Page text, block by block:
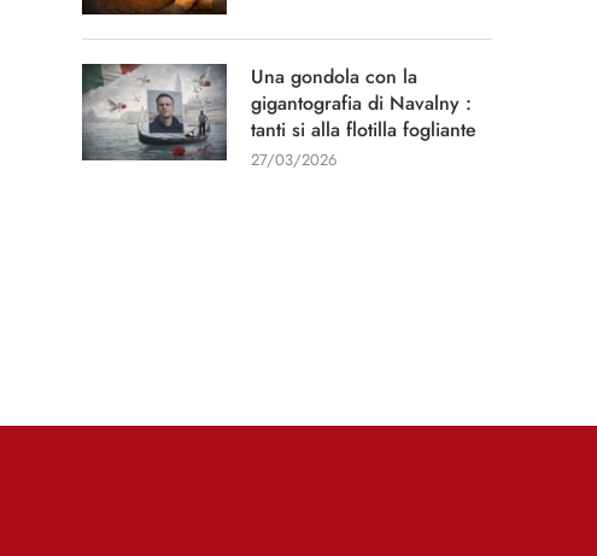
Una gondola con la
gigantografia di Navalny :
tanti si alla flotilla fogliante
27/03/2026